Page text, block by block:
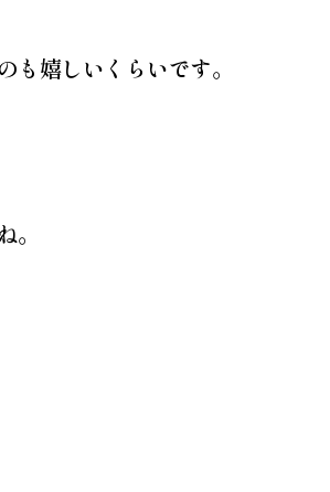
嬉しいくらいです。